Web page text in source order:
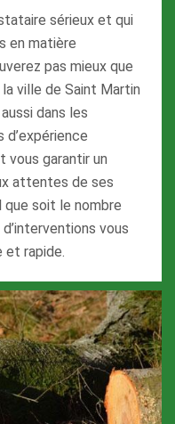
sérieux et qui
en matière
pas mieux que
ville de Saint Martin
dans les
d’expérience
garantir un
attentes de ses
soit le nombre
vous
et rapide.